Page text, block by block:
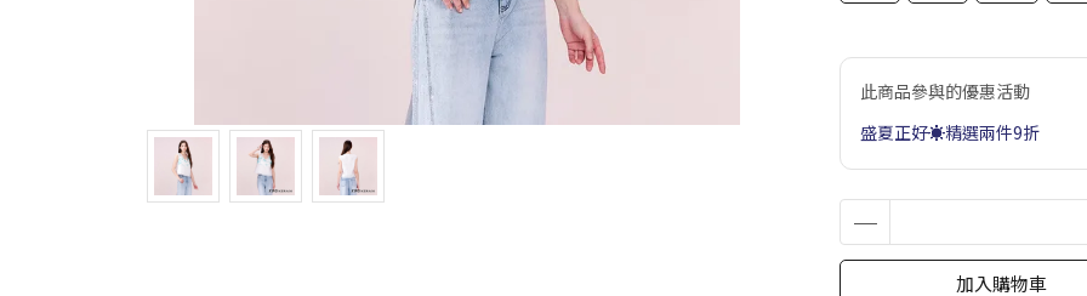
此商品參與的優惠活動
盛夏正好☀️精選兩件9折
加入購物車